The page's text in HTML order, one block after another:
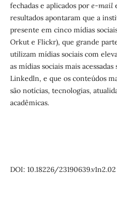
fechadas e aplicados por e-mail
resultados apontaram que a
presente em cinco mídias
Orkut e Flickr), que grande
utilizam mídias sociais com
as mídias sociais mais
Linkedln, e que os conteúdos
são notícias, tecnologias,
acadêmicas.
DOI: 10.18226/23190639.v1n2.02